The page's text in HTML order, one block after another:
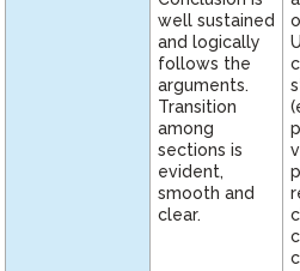
SHL 常见问题解答
APT 常见问题解答
ADVANCE 常见问题解答
well sustained
and logically
follows the
arguments.
Transition
among
sections is
evident,
smooth and
clear.